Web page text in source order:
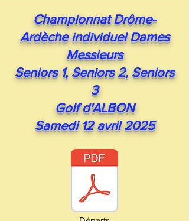
Championnat Drôme-
Ardèche individuel Dames
Messieurs
Seniors 1, Seniors 2, Seniors
3
Golf d'ALBON
Samedi 12 avril 2025